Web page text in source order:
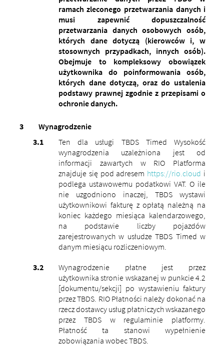
ramach zleconego przetwarzania danych i
musi zapewnić dopuszczalność
przetwarzania danych osobowych osób,
których dane dotyczą (kierowców i, w
stosownych przypadkach, innych osób).
Obejmuje to kompleksowy obowiązek
użytkownika do poinformowania osób,
których dane dotyczą, oraz do ustalenia
podstawy prawnej zgodnie z przepisami o
ochronie danych.
Wynagrodzenie
Ten dla usługi TBDS Timed Wysokość
wynagrodzenia uzależniona jest od
informacji zawartych w RIO Platforma
znajduje się pod adresem https://rio.cloud i
podlega ustawowemu podatkowi VAT. O ile
nie uzgodniono inaczej, TBDS wystawi
użytkownikowi fakturę z opłatą należną na
koniec każdego miesiąca kalendarzowego,
na podstawie liczby pojazdów
zarejestrowanych w usłudze TBDS Timed w
danym miesiącu rozliczeniowym.
Wynagrodzenie płatne jest przez
użytkownika stronie wskazanej w punkcie 4.2
[dokumentu/sekcji] po wystawieniu faktury
przez TBDS. RIO Płatności należy dokonać na
rzecz dostawcy usług płatniczych wskazanego
przez TBDS w regulaminie platformy.
Płatność ta stanowi wypełnienie
zobowiązania wobec TBDS.